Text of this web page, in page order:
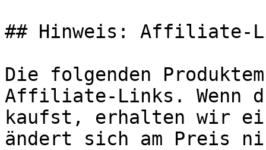
## Hinweis: Affiliate-
Die folgenden
Affiliate-Links. Wenn
kaufst, erhalten wir
ändert sich am Preis